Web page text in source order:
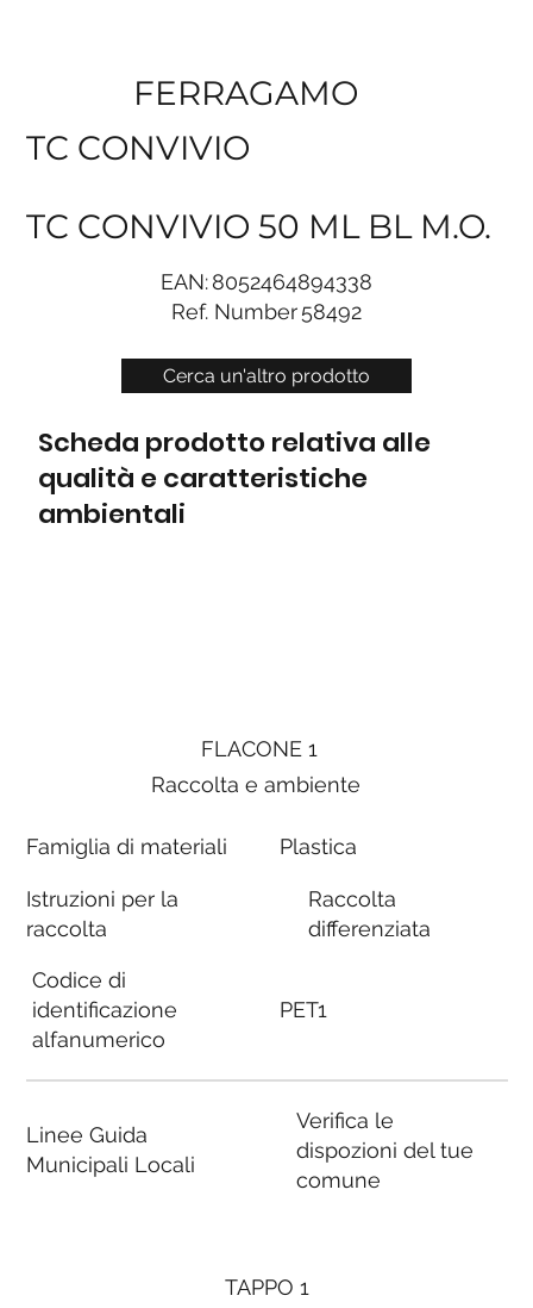
Cerca un'altro prodotto
FERRAGAMO
TC CONVIVIO
TC CONVIVIO 50 ML BL M.O.
EAN:8052464894338
Ref. Number58492
Scheda prodotto relativa alle
qualità e caratteristiche
ambientali
FLACONE 1
Raccolta e ambiente
Famiglia di materiali
Istruzioni per la
raccolta
Codice di
identificazione
alfanumerico
Linee Guida
Municipali Locali
Plastica
Raccolta
differenziata
PET1
Verifica le
dispozioni del tue
comune
TAPPO 1